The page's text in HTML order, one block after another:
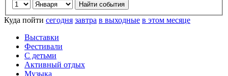
Куда пойти сегодня завтра в выходные в этом месяце
Выставки
Фестивали
С детьми
Активный отдых
Музыка